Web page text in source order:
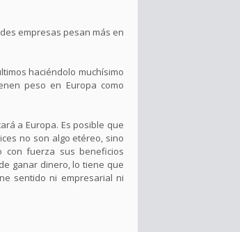
empresas pesan más en
haciéndolo muchísimo
peso en Europa como
a Europa. Es posible que
no son algo etéreo, sino
con fuerza sus beneficios
ganar dinero, lo tiene que
sentido ni empresarial ni